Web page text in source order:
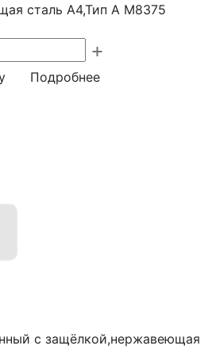
сталь А4,Тип А М8375
Подробнее
с защёлкой,нержавеющая